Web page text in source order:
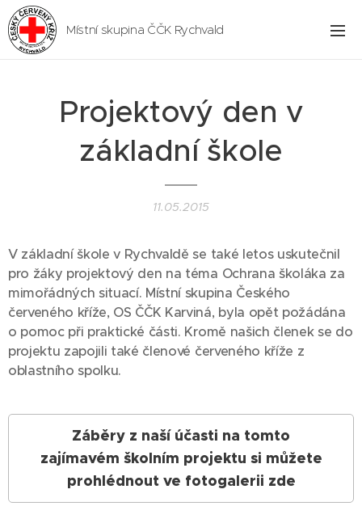
Místní skupina ČČK Rychvald
Projektový den v
základní škole
11.05.2015
V základní škole v Rychvaldě se také letos uskutečnil
pro žáky projektový den na téma Ochrana školáka za
mimořádných situací. Místní skupina Českého
červeného kříže, OS ČČK Karviná, byla opět požádána
o pomoc při praktické části. Kromě našich členek se do
projektu zapojili také členové červeného kříže z
oblastního spolku.
Záběry z naší účasti na tomto
zajímavém školním projektu si můžete
prohlédnout ve fotogalerii zde